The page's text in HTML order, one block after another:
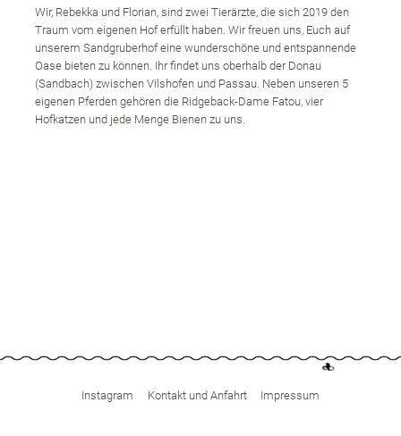
Wir, Rebekka und Florian, sind zwei Tierärzte, die sich 2019 den
Traum vom eigenen Hof erfüllt haben. Wir freuen uns, Euch auf
unserem Sandgruberhof eine wunderschöne und entspannende
Oase bieten zu können. Ihr findet uns oberhalb der Donau
(Sandbach) zwischen Vilshofen und Passau. Neben unseren 5
eigenen Pferden gehören die Ridgeback-Dame Fatou, vier
Hofkatzen und jede Menge Bienen zu uns.
Instagram Kontakt und Anfahrt Impressum